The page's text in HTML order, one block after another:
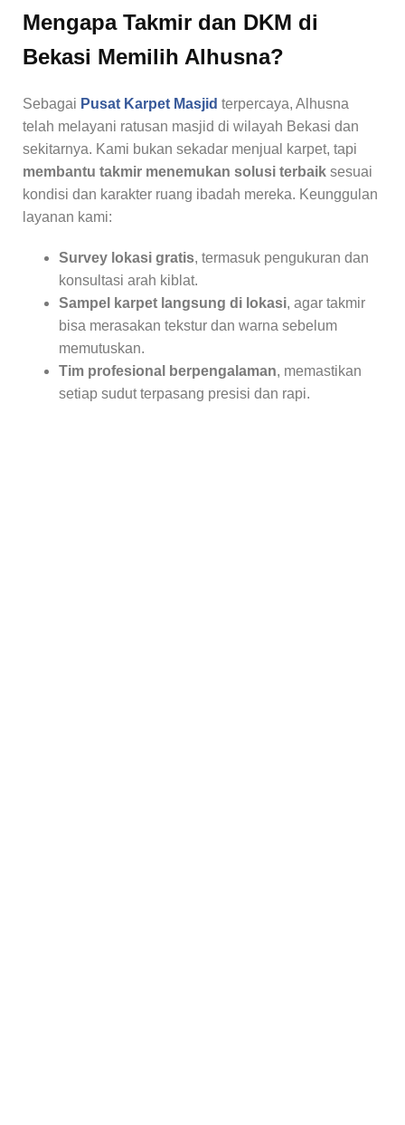
Mengapa Takmir dan DKM di
Bekasi Memilih Alhusna?
Sebagai Pusat Karpet Masjid terpercaya, Alhusna
telah melayani ratusan masjid di wilayah Bekasi dan
sekitarnya. Kami bukan sekadar menjual karpet, tapi
membantu takmir menemukan solusi terbaik sesuai
kondisi dan karakter ruang ibadah mereka. Keunggulan
layanan kami:
Survey lokasi gratis, termasuk pengukuran dan
konsultasi arah kiblat.
Sampel karpet langsung di lokasi, agar takmir
bisa merasakan tekstur dan warna sebelum
memutuskan.
Tim profesional berpengalaman, memastikan
setiap sudut terpasang presisi dan rapi.